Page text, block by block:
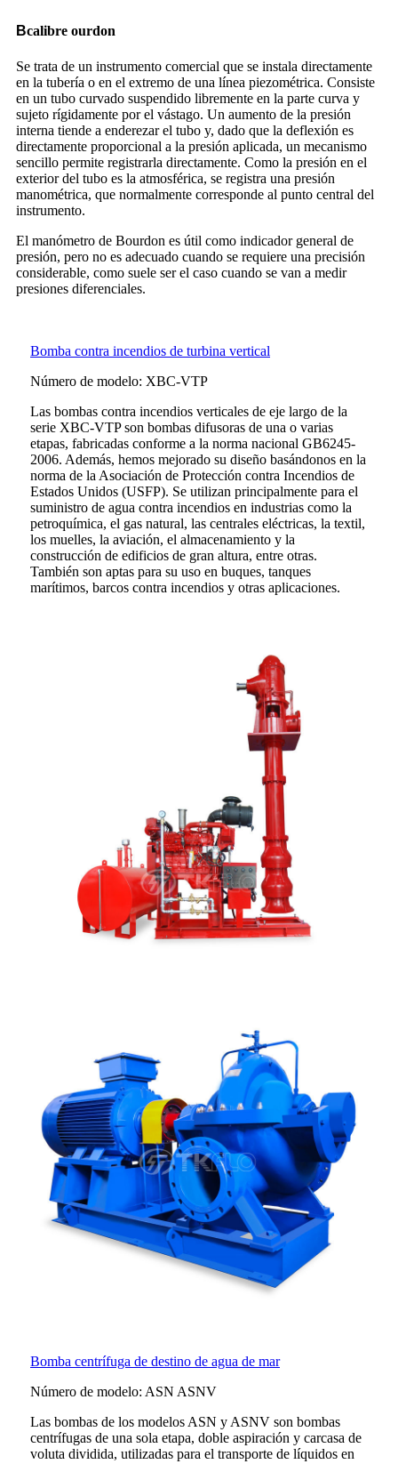
Bcalibre ourdon
Se trata de un instrumento comercial que se instala directamente
en la tubería o en el extremo de una línea piezométrica. Consiste
en un tubo curvado suspendido libremente en la parte curva y
sujeto rígidamente por el vástago. Un aumento de la presión
interna tiende a enderezar el tubo y, dado que la deflexión es
directamente proporcional a la presión aplicada, un mecanismo
sencillo permite registrarla directamente. Como la presión en el
exterior del tubo es la atmosférica, se registra una presión
manométrica, que normalmente corresponde al punto central del
instrumento.
El manómetro de Bourdon es útil como indicador general de
presión, pero no es adecuado cuando se requiere una precisión
considerable, como suele ser el caso cuando se van a medir
presiones diferenciales.
Bomba contra incendios de turbina vertical
Número de modelo: XBC-VTP
Las bombas contra incendios verticales de eje largo de la
serie XBC-VTP son bombas difusoras de una o varias
etapas, fabricadas conforme a la norma nacional GB6245-
2006. Además, hemos mejorado su diseño basándonos en la
norma de la Asociación de Protección contra Incendios de
Estados Unidos (USFP). Se utilizan principalmente para el
suministro de agua contra incendios en industrias como la
petroquímica, el gas natural, las centrales eléctricas, la textil,
los muelles, la aviación, el almacenamiento y la
construcción de edificios de gran altura, entre otras.
También son aptas para su uso en buques, tanques
marítimos, barcos contra incendios y otras aplicaciones.
Bomba centrífuga de destino de agua de mar
Número de modelo: ASN ASNV
Las bombas de los modelos ASN y ASNV son bombas
centrífugas de una sola etapa, doble aspiración y carcasa de
voluta dividida, utilizadas para el transporte de líquidos en